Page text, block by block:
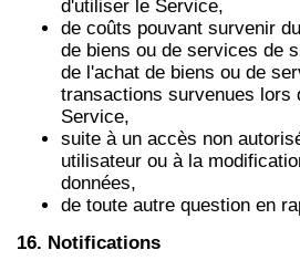
d'utiliser le Service,
de coûts pouvant survenir
de biens ou de services de
de l'achat de biens ou de
transactions survenues lors
Service,
suite à un accès non
utilisateur ou à la
données,
de toute autre question en
16. Notifications